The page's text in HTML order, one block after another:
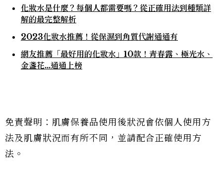
化妝水是什麼？每個人都需要嗎？從正確用法到種類詳
解的最完整解析
2023化妝水推薦！從保濕到角質代謝通通有
網友推薦「最好用的化妝水」10款！青春露、極光水、
金盞花…通通上榜
免責聲明：肌膚保養品使用後狀況會依個人使用方
法及肌膚狀況而有所不同，並請配合正確使用方
法。